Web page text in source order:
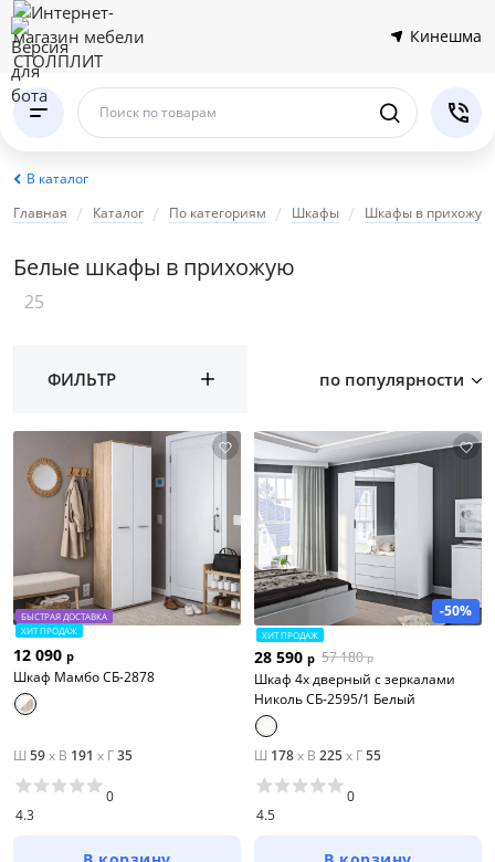
Кинешма
Поиск по товарам
В каталог
Главная
Каталог По категориям Шкафы Шкафы в прихожую
Белые шкафы в прихожую
25
ФИЛЬТР по популярности
БЫСТРАЯ ДОСТАВКА
ХИТ ПРОДАЖ
12 090 р
Шкаф Мамбо СБ-2878
Ш 59x В 191 x Г35
4.3
0
-50%
ХИТ ПРОДАЖ
28 590 р 57 180 р
Шкаф 4х дверный с зеркалами
Николь СБ-2595/1 Белый
Ш 178x В 225x Г55
4.5
0